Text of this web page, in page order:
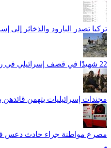
تركيا تصدر البارود والذخائر إلى
22 شهيدًا في قصف إسرائيلي في رفح جنوب قطاع غزة
مجندات إسرائيليات يتهمن
مصرع مواطنة جراء حادث دعس